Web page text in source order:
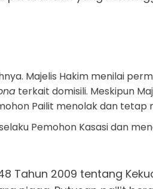
Majelis Hakim menilai
terkait domisili. Meskipun
Pailit menolak dan tetap
Pemohon Kasasi dan
Tahun 2009 tentang